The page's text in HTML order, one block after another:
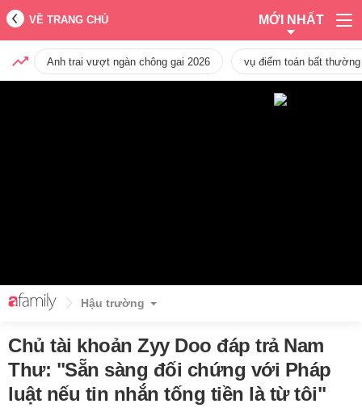
VỀ TRANG CHỦ MỚI NHẤT
Anh trai vượt ngàn chông gai 2026 vụ điểm toán bất
Hậu trường
Chủ tài khoản Zyy Doo đáp trả Nam
Thư: "Sẵn sàng đối chứng với Pháp
luật nếu tin nhắn tống tiền là từ tôi"